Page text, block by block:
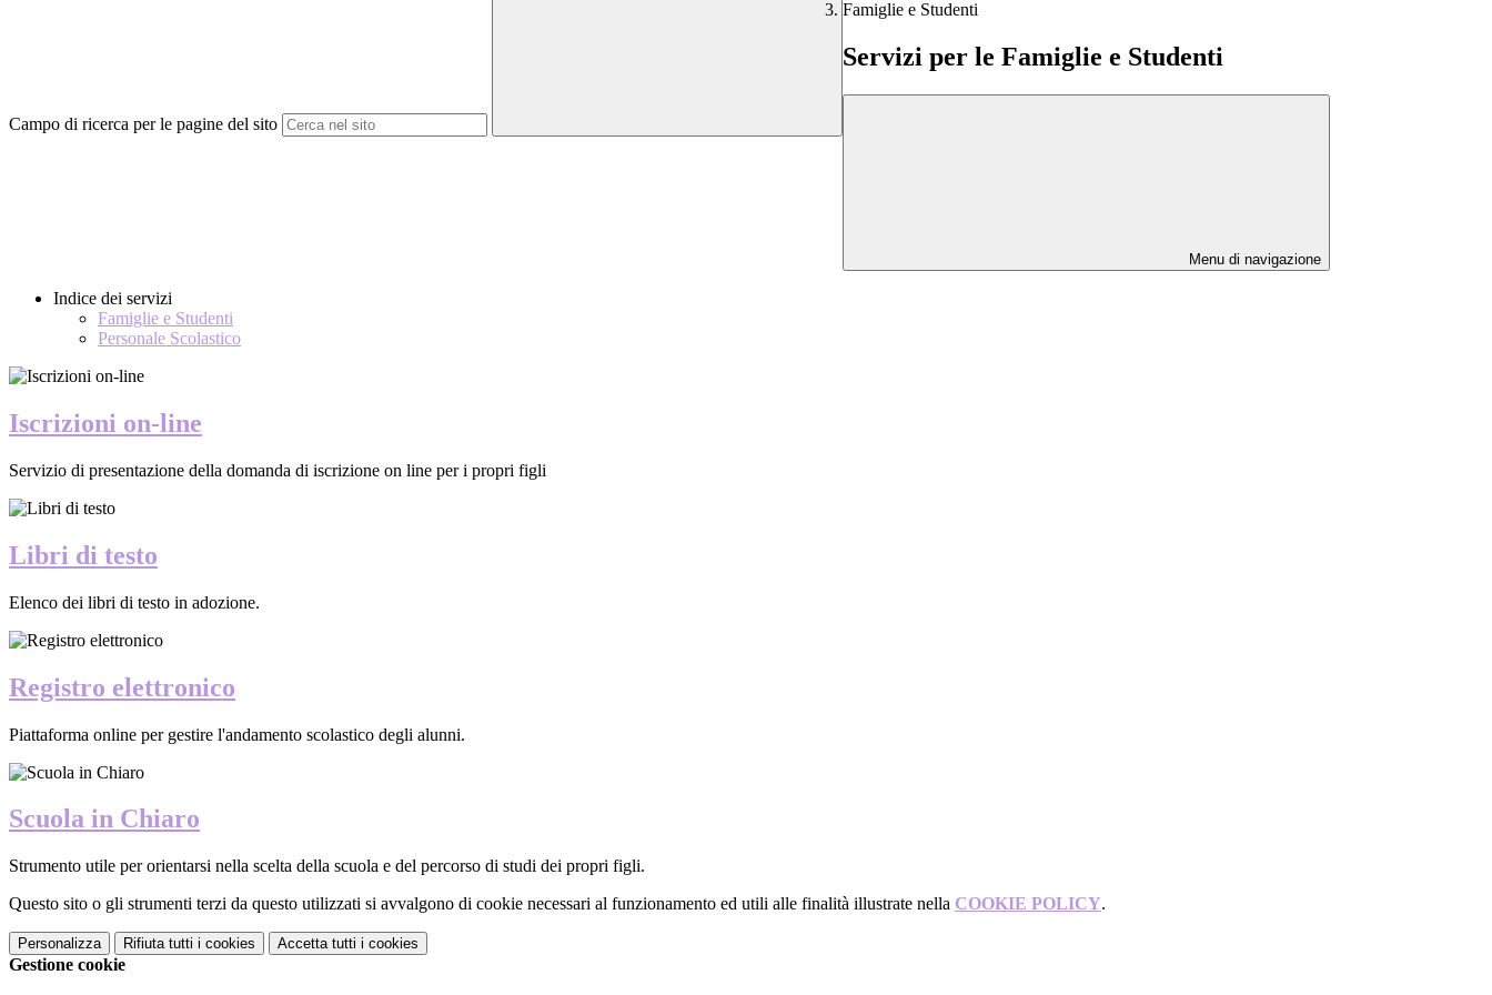
Campo di ricerca per le pagine del sito
Famiglie e Studenti
Servizi per le Famiglie e Studenti
Menu di navigazione
Indice dei servizi
Famiglie e Studenti
Personale Scolastico
Iscrizioni on-line
Servizio di presentazione della domanda di iscrizione on line per i propri figli
Libri di testo
Elenco dei libri di testo in adozione.
Registro elettronico
Piattaforma online per gestire l'andamento scolastico degli alunni.
Scuola in Chiaro
Strumento utile per orientarsi nella scelta della scuola e del percorso di studi dei propri figli.
Questo sito o gli strumenti terzi da questo utilizzati si avvalgono di cookie necessari al funzionamento ed utili alle finalità illustrate nella COOKIE POLICY.
Personalizza Rifiuta tutti i cookies Accetta tutti i cookies
Gestione cookie